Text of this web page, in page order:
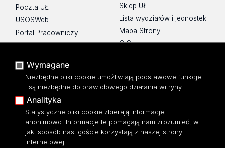
Poczta UŁ
USOSWeb
Portal Pracowniczy
Baza Aktów Własnych
Moodle
Eksperci UŁ
Polityka Prywatności
Dostępność
Sklep UŁ
Lista wydziałów i jednostek
Mapa Strony
O Stronie
Wymagane
Niezbędne pliki cookie umożliwiają podstawowe funkcje
i są niezbędne do prawidłowego działania witryny.
Analityka
Statystyczne pliki cookie zbierają informacje
anonimowo. Informacje te pomagają nam zrozumieć, w
jaki sposób nasi goście korzystają z naszej strony
internetowej.